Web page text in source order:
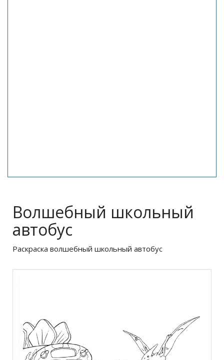
Волшебный школьный
автобус
Раскраска волшебный школьный автобус